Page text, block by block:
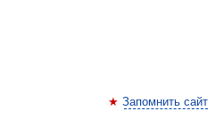
Запомнить сайт